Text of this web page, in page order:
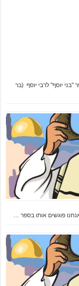
תוניס מחודש שבט שנת תקנ"ג-1793 לספר "בני יוסף" לרבי יוסף (בר
פוגשים אותו בספר …